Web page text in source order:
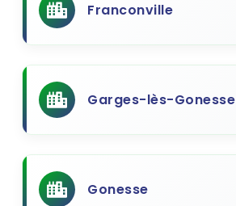
Franconville
Garges-lès-Gonesse
Gonesse